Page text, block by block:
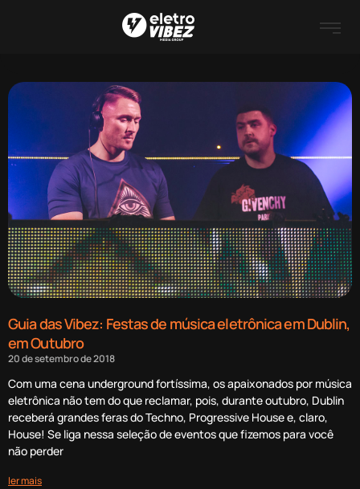
Guia das Vibez: Festas de música eletrônica em Dublin,
em Outubro
20 de setembro de 2018
Com uma cena underground fortíssima, os apaixonados por música
eletrônica não tem do que reclamar, pois, durante outubro, Dublin
receberá grandes feras do Techno, Progressive House e, claro,
House! Se liga nessa seleção de eventos que fizemos para você
não perder
ler mais